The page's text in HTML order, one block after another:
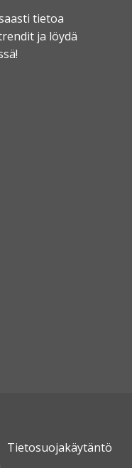
tietoa
ja löydä
Tietosuojakäytäntö